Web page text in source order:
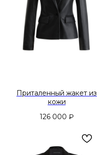
Приталенный жакет из
кожи
126 000 ₽